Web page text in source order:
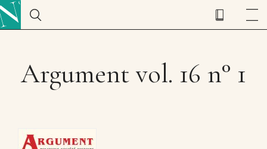
Argument vol. 16 n° 1